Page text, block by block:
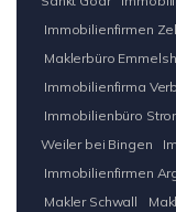
Immobilienfirmen
Maklerbüro
Immobilienfirma
Immobilienbüro
Weiler bei Bingen
Immobilienfirmen
Makler Schwall